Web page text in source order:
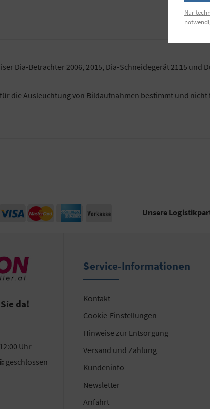
Dia-Betrachter 2006, 2015, Dia-Schneidegerät 2115 und
die Ausleuchtung von Bildaufnahmen bestimmt und
Unsere
da!
Uhr
geschlossen
Service-Informationen
Kontakt
Cookie-Einstellungen
Hinweise zur Entsorgung
Versand und Zahlung
Kundeninfo
Newsletter
Anfahrt
Nur